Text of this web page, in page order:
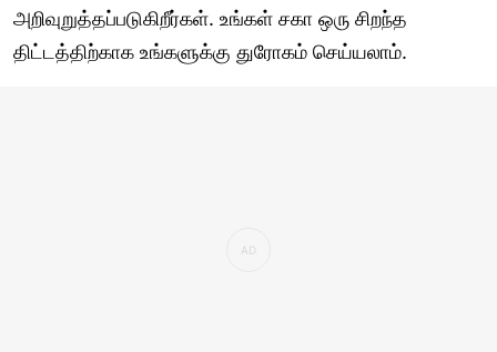
அறிவுறுத்தப்படுகிறீர்கள். உங்கள் சகா ஒரு சிறந்த
திட்டத்திற்காக உங்களுக்கு துரோகம் செய்யலாம்.